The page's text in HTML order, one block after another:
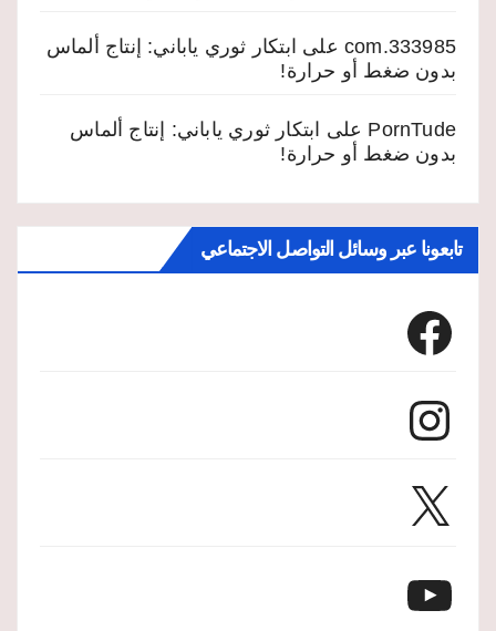
333985.com على ابتكار ثوري ياباني: إنتاج ألماس
بدون ضغط أو حرارة!
PornTude على ابتكار ثوري ياباني: إنتاج ألماس
بدون ضغط أو حرارة!
تابعونا عبر وسائل التواصل الاجتماعي
Facebook
Instagram
X
YouTube